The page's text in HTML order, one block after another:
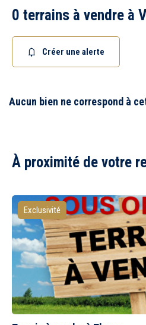
0 terrains à vendre à
Créer une alerte
Aucun bien ne correspond à
À proximité de votre
Exclusivité